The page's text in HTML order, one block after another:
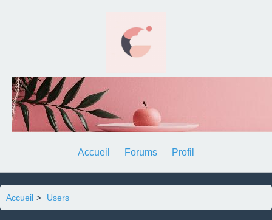
Accueil Forums Profil
Accueil > Users